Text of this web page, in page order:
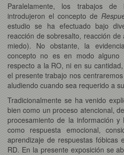
Paralelamente, los trabajos de
introdujeron el concepto de
estudio se ha efectuado bajo
reacción de sobresalto, reacción
miedo). No obstante, la
concepto no es en modo alguno
respecto a la RO, ni en su
el presente trabajo nos
aludiendo cuando sea requerido a
Tradicionalmente se ha venido
bien como un proceso atencional,
procesamiento de la información y
como respuesta emocional,
aprendizaje de respuestas fóbicas
RD. En la presente exposición se